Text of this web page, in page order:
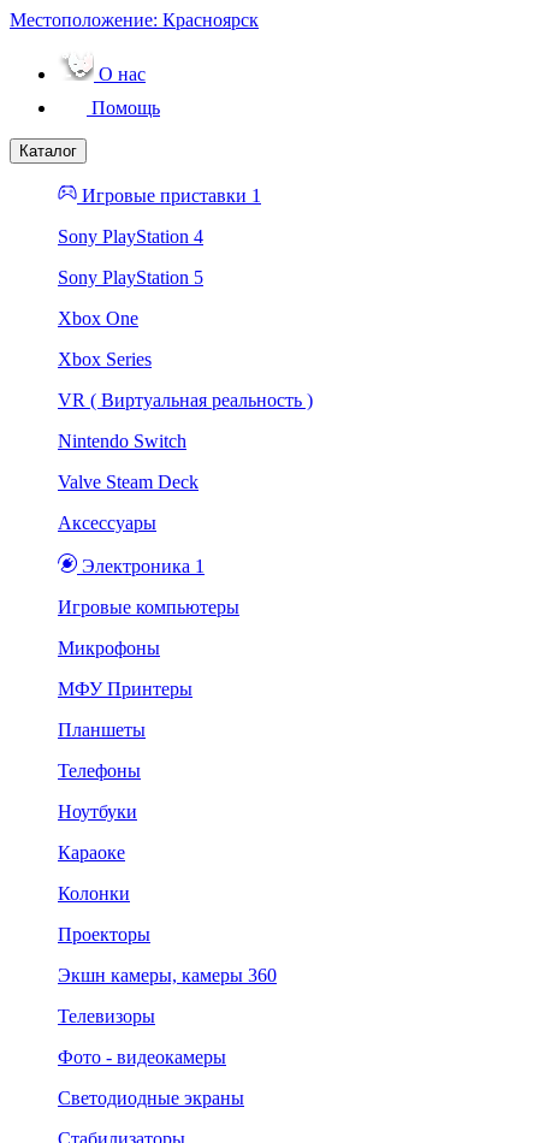
Местоположение: Красноярск
О нас
Помощь
Каталог
Игровые приставки 1
Sony PlayStation 4
Sony PlayStation 5
Xbox One
Xbox Series
VR ( Виртуальная реальность )
Nintendo Switch
Valve Steam Deck
Аксессуары
Электроника 1
Игровые компьютеры
Микрофоны
МФУ Принтеры
Планшеты
Телефоны
Ноутбуки
Караоке
Колонки
Проекторы
Экшн камеры, камеры 360
Телевизоры
Фото - видеокамеры
Светодиодные экраны
Стабилизаторы